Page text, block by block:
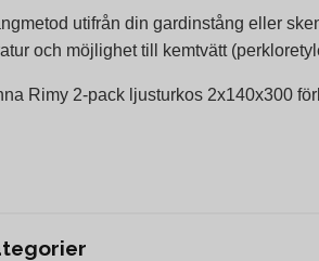
utifrån din gardinstång eller
och möjlighet till kemtvätt
Rimy 2-pack ljusturkos 2x140x300